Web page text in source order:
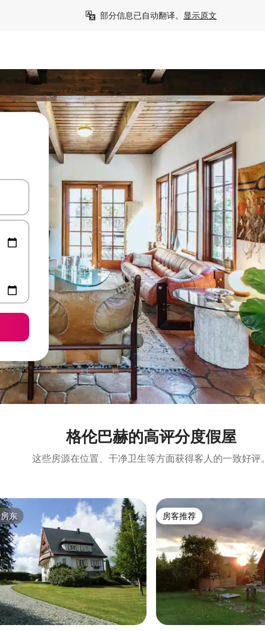
部分信息已自动翻译。 显示原文
击或滑动手势浏览。
格伦巴赫的高评分度假屋
这些房源在位置、干净卫生等方面获得客人的一致好评。
东
东 房客推荐
房客推荐